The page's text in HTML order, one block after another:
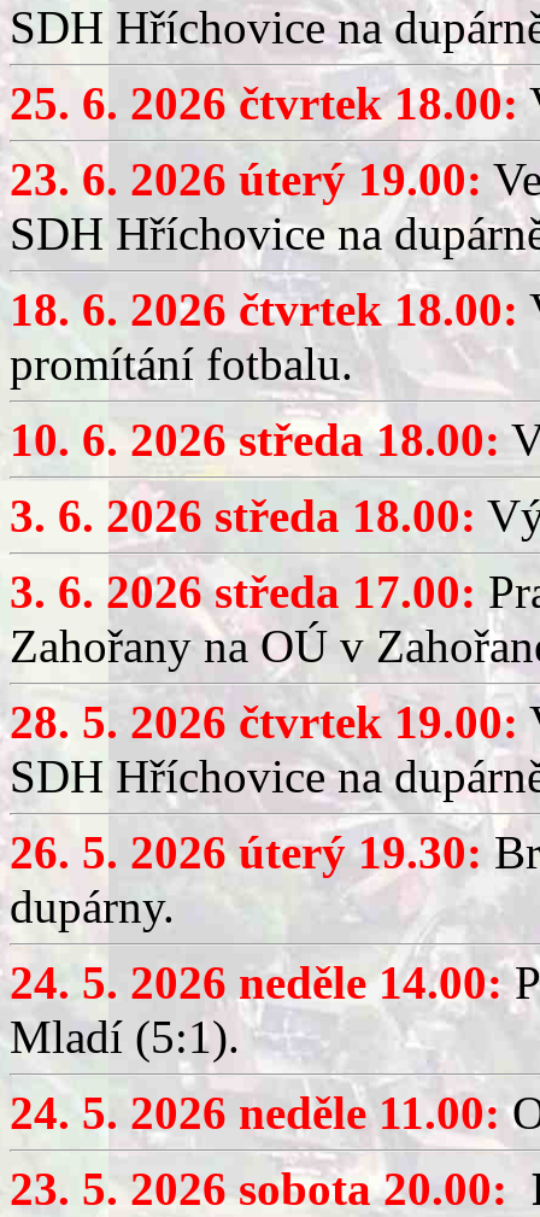
SDH Hříchovice na
25. 6. 2026 čtvrtek 18.00:
23. 6. 2026 úterý 19.00:
SDH Hříchovice na
18. 6. 2026 čtvrtek 18.00:
promítání fotbalu.
10. 6. 2026 středa 18.00:
3. 6. 2026 středa 18.00:
3. 6. 2026 středa 17.00:
Zahořany na OÚ v
28. 5. 2026 čtvrtek 19.00:
SDH Hříchovice na
26. 5. 2026 úterý 19.30:
dupárny.
24. 5. 2026 neděle 14.00:
Mladí (5:1).
24. 5. 2026 neděle 11.00:
23. 5. 2026 sobota 20.00: